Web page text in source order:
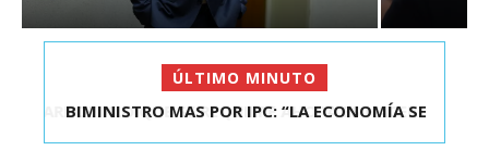
ÚLTIMO MINUTO
BIMINISTRO MAS POR IPC: “LA ECONOMÍA SE